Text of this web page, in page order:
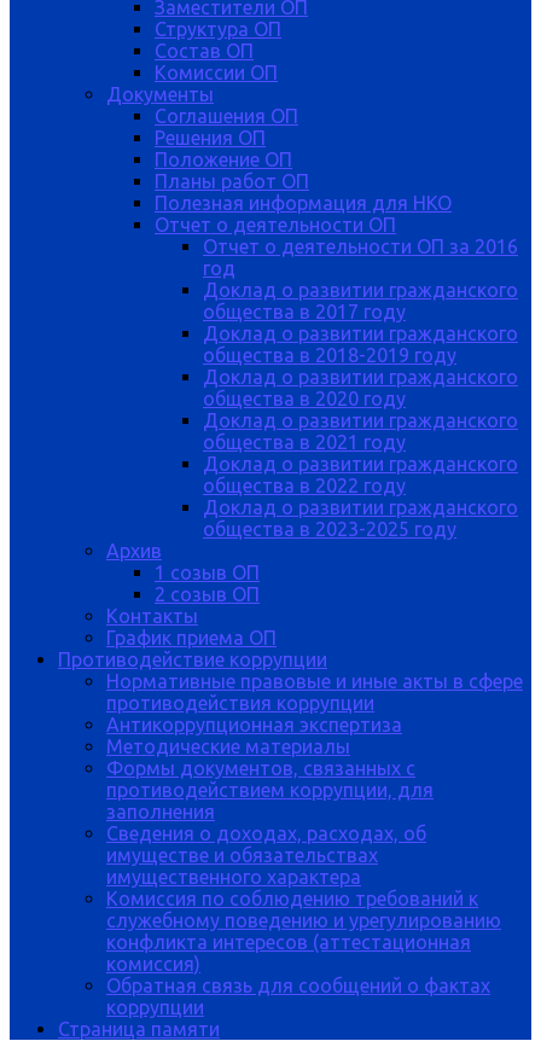
Заместители ОП
Структура ОП
Состав ОП
Комиссии ОП
Документы
Соглашения ОП
Решения ОП
Положение ОП
Планы работ ОП
Полезная информация для НКО
Отчет о деятельности ОП
Отчет о деятельности ОП за 2016
год
Доклад о развитии гражданского
общества в 2017 году
Доклад о развитии гражданского
общества в 2018-2019 году
Доклад о развитии гражданского
общества в 2020 году
Доклад о развитии гражданского
общества в 2021 году
Доклад о развитии гражданского
общества в 2022 году
Доклад о развитии гражданского
общества в 2023-2025 году
Архив
1 созыв ОП
2 созыв ОП
Контакты
График приема ОП
Противодействие коррупции
Нормативные правовые и иные акты в сфере
противодействия коррупции
Антикоррупционная экспертиза
Методические материалы
Формы документов, связанных с
противодействием коррупции, для
заполнения
Сведения о доходах, расходах, об
имуществе и обязательствах
имущественного характера
Комиссия по соблюдению требований к
служебному поведению и урегулированию
конфликта интересов (аттестационная
комиссия)
Обратная связь для сообщений о фактах
коррупции
Страница памяти